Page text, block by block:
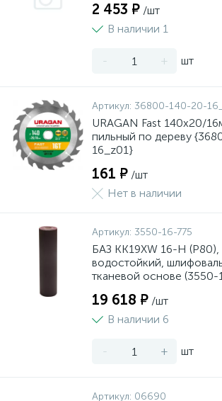
2 453 ₽ /шт
В наличии 1
- + шт
Артикул: 36800-140-20-
URAGAN Fast 140x20/
пильный по дереву
16_z01}
161 ₽ /шт
Нет в наличии
Артикул: 3550-16-775
БАЗ KK19XW 16-H
водостойкий,
тканевой основе (3550-
19 618 ₽ /шт
В наличии 6
- + шт
Артикул: 06690